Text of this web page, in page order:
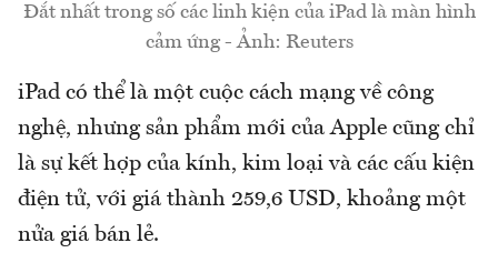
Đắt nhất trong số các linh kiện của iPad là màn hình
cảm ứng - Ảnh: Reuters
iPad có thể là một cuộc cách mạng về công
nghệ, nhưng sản phẩm mới của Apple cũng chỉ
là sự kết hợp của kính, kim loại và các cấu kiện
điện tử, với giá thành 259,6 USD, khoảng một
nửa giá bán lẻ.